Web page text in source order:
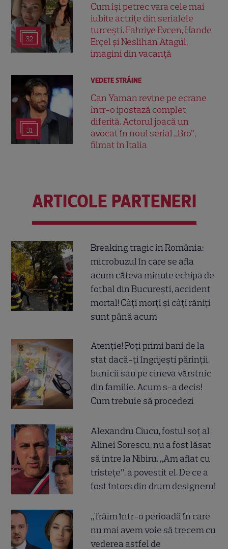
32
Cum își petrec vara cele mai
iubite actrițe din serialele
turcești. Fahriye Evcen, Hande
Erçel și Neslihan Atagül,
imagini din vacanță
31
VEDETE STRĂINE
Can Yaman revine pe ecrane
într-o ipostază complet
diferită. Actorul joacă un
avocat în noul serial „Bro”,
filmat în Italia
ARTICOLE PARTENERI
Breaking tragic în România:
microbuzul în care se afla
acum câteva minute echipa de
fotbal din București, accident
mortal! Câți morți și câți răniți
sunt până acum
Atenție! Poți primi bani de la
stat dacă-ți îngrijești părinții,
bunicii sau pe cineva vârstnic
din familie. Acum s-a decis!
Cum trebuie să procedezi
Alexandru Ciucu, fostul soț al
Alinei Sorescu, nu a fost lăsat
să intre la Nibiru. „Am aflat cu
tristețe”, a povestit el. De ce a
fost întors din drum designerul
„Trăim într-o perioadă în care
nu mai avem voie să trecem cu
vederea astfel de